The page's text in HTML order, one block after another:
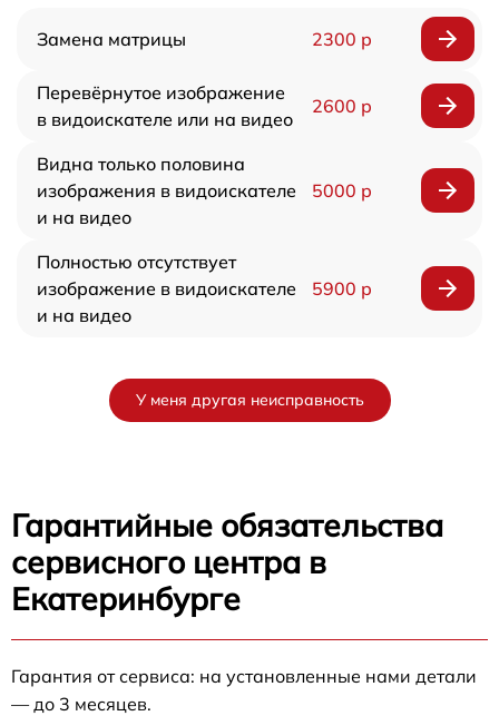
Замена матрицы 2300 р
Перевёрнутое изображение
в видоискателе или на видео
2600 р
Видна только половина
изображения в видоискателе
и на видео
5000 р
Полностью отсутствует
изображение в видоискателе
и на видео
5900 р
У меня другая неисправность
Гарантийные обязательства
сервисного центра в
Екатеринбурге
Гарантия от сервиса: на установленные нами детали
— до 3 месяцев.